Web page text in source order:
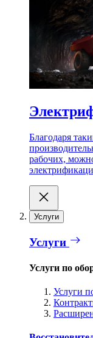
Благодаря
рабочих,
Услуги
Услуги
Услуги по
Услуги